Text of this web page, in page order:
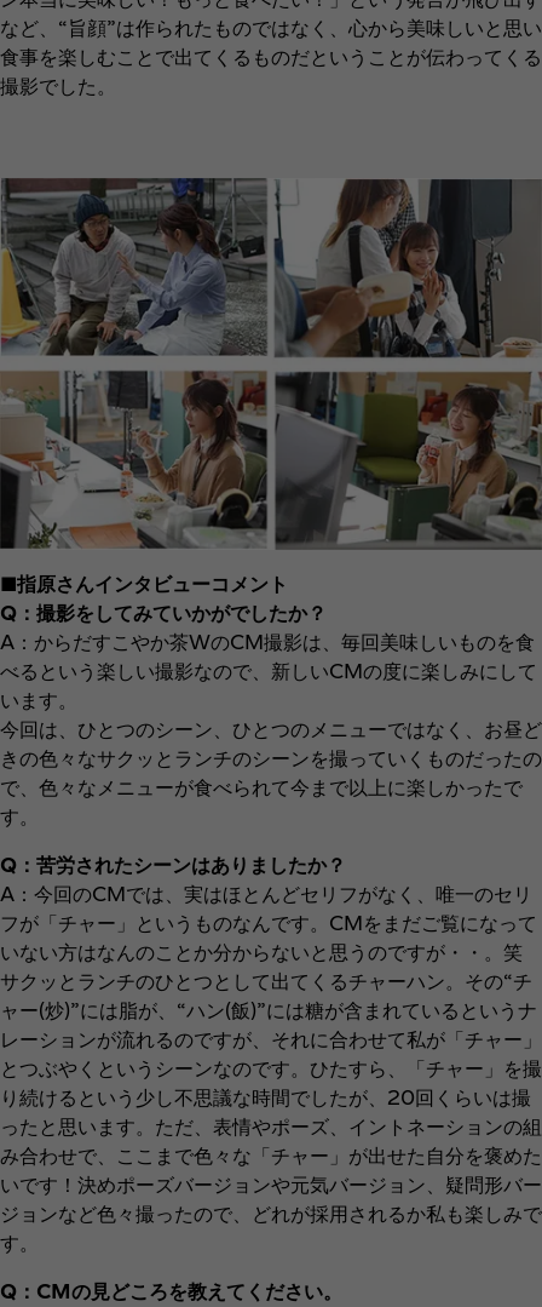
など、“旨顔”は作られたものではなく、心から美味しいと思い
食事を楽しむことで出てくるものだということが伝わってくる
撮影でした。
■指原さんインタビューコメント
Q：撮影をしてみていかがでしたか？
A：からだすこやか茶WのCM撮影は、毎回美味しいものを食
べるという楽しい撮影なので、新しいCMの度に楽しみにして
います。
今回は、ひとつのシーン、ひとつのメニューではなく、お昼ど
きの色々なサクッとランチのシーンを撮っていくものだったの
で、色々なメニューが食べられて今まで以上に楽しかったで
す。
Q：苦労されたシーンはありましたか？
A：今回のCMでは、実はほとんどセリフがなく、唯一のセリ
フが「チャー」というものなんです。CMをまだご覧になって
いない方はなんのことか分からないと思うのですが・・。笑
サクッとランチのひとつとして出てくるチャーハン。その“チ
ャー(炒)”には脂が、“ハン(飯)”には糖が含まれているというナ
レーションが流れるのですが、それに合わせて私が「チャー」
とつぶやくというシーンなのです。ひたすら、「チャー」を撮
り続けるという少し不思議な時間でしたが、20回くらいは撮
ったと思います。ただ、表情やポーズ、イントネーションの組
み合わせで、ここまで色々な「チャー」が出せた自分を褒めた
いです！決めポーズバージョンや元気バージョン、疑問形バー
ジョンなど色々撮ったので、どれが採用されるか私も楽しみで
す。
Q：CMの見どころを教えてください。